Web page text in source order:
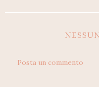
Posta un commento